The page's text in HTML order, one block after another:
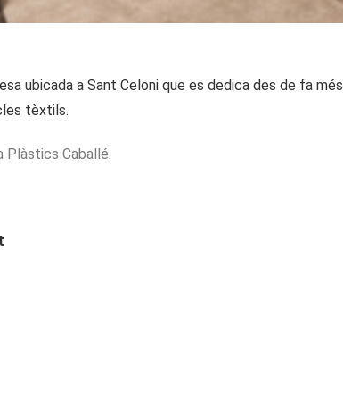
ubicada a Sant Celoni que es dedica des de fa més
tèxtils.
Plàstics Caballé.